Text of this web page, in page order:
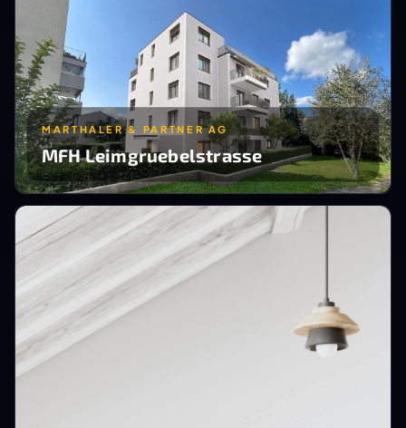
MARTHALER & PARTNER AG
MFH Leimgruebelstrasse